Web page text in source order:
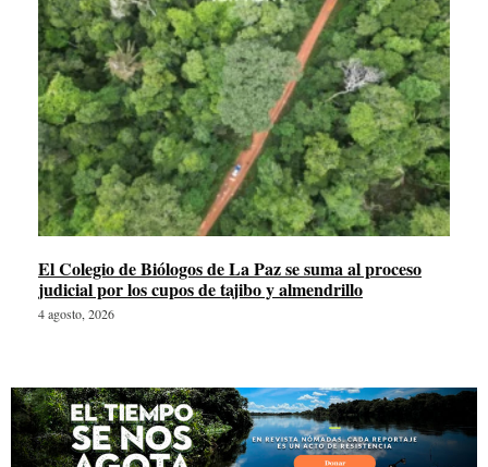
El Colegio de Biólogos de La Paz se suma al proceso
judicial por los cupos de tajibo y almendrillo
4 agosto, 2026